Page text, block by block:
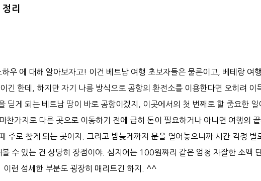
리
우 에 대해 알아보자고! 이건 베트남 여행 초보자들은 물론이고, 베테랑 여
긴 한데, 하지만 자기 나름 방식으로 공항의 환전소를 이용한다면 오히려 이
딛게 되는 베트남 땅이 바로 공항이겠지, 이곳에서의 첫 번째로 할 중요한 일
찬가지로 다른 곳으로 이동하기 전에 급히 돈이 필요하거나 아니면 여행의
주로 찾게 되는 곳이지. 그리고 밤늦게까지 문을 열어놓으니까 시간 걱정 별
수 있는 건 상당히 장점이야. 심지어는 100원짜리 같은 엄청 자잘한 소액
이런 섬세한 부분도 굉장히 매리트긴 하지. ^^